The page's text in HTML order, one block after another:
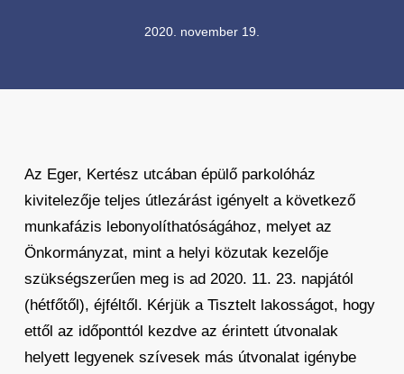
2020. november 19.
Az Eger, Kertész utcában épülő parkolóház
kivitelezője teljes útlezárást igényelt a következő
munkafázis lebonyolíthatóságához, melyet az
Önkormányzat, mint a helyi közutak kezelője
szükségszerűen meg is ad 2020. 11. 23. napjától
(hétfőtől), éjféltől. Kérjük a Tisztelt lakosságot, hogy
ettől az időponttól kezdve az érintett útvonalak
helyett legyenek szívesek más útvonalat igénybe